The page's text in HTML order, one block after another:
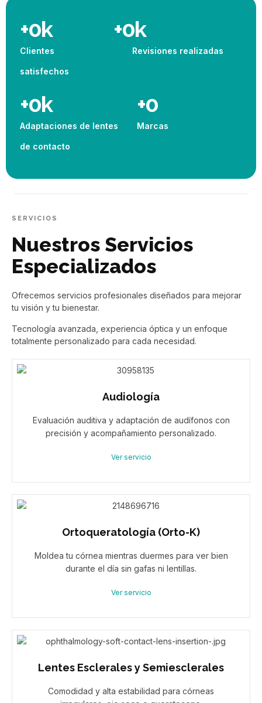
Clientes
satisfechos
+0k
Revisiones realizadas
+0k
Adaptaciones de lentes
de contacto
+0k
Marcas
+0
SERVICIOS
Nuestros Servicios
Especializados
Ofrecemos servicios profesionales diseñados para mejorar
tu visión y tu bienestar.
Tecnología avanzada, experiencia óptica y un enfoque
totalmente personalizado para cada necesidad.
Audiología
Evaluación auditiva y adaptación de audífonos con
precisión y acompañamiento personalizado.
Ver servicio
Ortoqueratología (Orto-K)
Moldea tu córnea mientras duermes para ver bien
durante el día sin gafas ni lentillas.
Ver servicio
Lentes Esclerales y Semiesclerales
Comodidad y alta estabilidad para córneas